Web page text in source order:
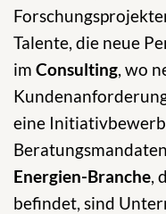
Talente, die neue
im Consulting, wo
eine
Energien-Branche,
befindet, sind